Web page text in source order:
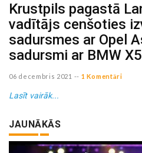
Krustpils pagastā
vadītājs cenšoties
sadursmes ar Opel
sadursmi ar BMW X5
06 decembris 2021 -- 1 Komentāri
Lasīt vairāk...
JAUNĀKĀS